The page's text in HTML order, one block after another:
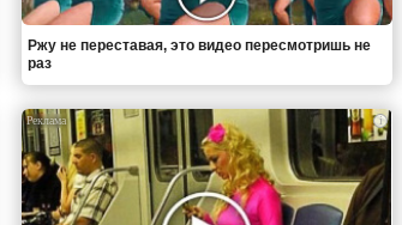
Ржу не переставая, это видео пересмотришь не
раз
i